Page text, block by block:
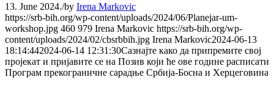
13. June 2024./by Irena Markovic
https://srb-bih.org/wp-content/uploads/2024/06/Planejar-um-
workshop.jpg 460 979 Irena Markovic https://srb-bih.org/wp-
content/uploads/2024/02/cbsrbbih.jpg Irena Markovic2024-06-13
18:14:442024-06-14 12:31:30Сазнајте како да припремите свој
пројекат и пријавите се на Позив који ће ове године расписати
Програм прекограничне сарадње Србија-Босна и Херцеговина